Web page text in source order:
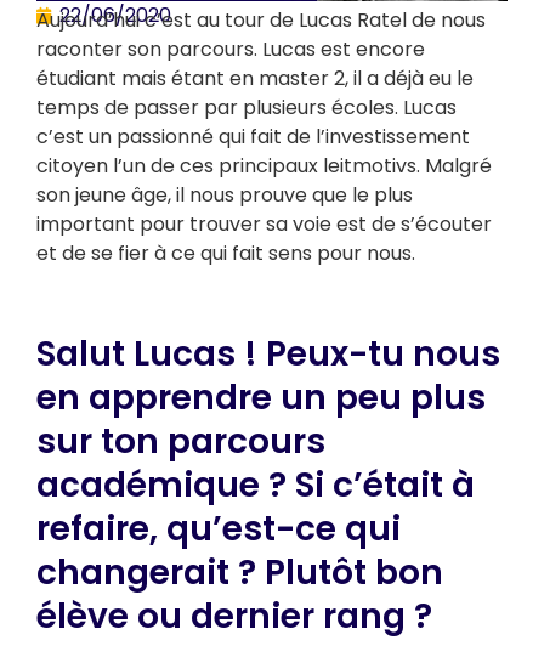
22/06/2020
Aujourd’hui c’est au tour de Lucas Ratel de nous
raconter son parcours. Lucas est encore
étudiant mais étant en master 2, il a déjà eu le
temps de passer par plusieurs écoles. Lucas
c’est un passionné qui fait de l’investissement
citoyen l’un de ces principaux leitmotivs. Malgré
son jeune âge, il nous prouve que le plus
important pour trouver sa voie est de s’écouter
et de se fier à ce qui fait sens pour nous.
Salut Lucas ! Peux-tu nous
en apprendre un peu plus
sur ton parcours
académique ? Si c’était à
refaire, qu’est-ce qui
changerait ? Plutôt bon
élève ou dernier rang ?